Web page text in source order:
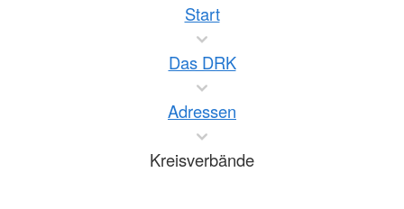
Start
Das DRK
Adressen
Kreisverbände